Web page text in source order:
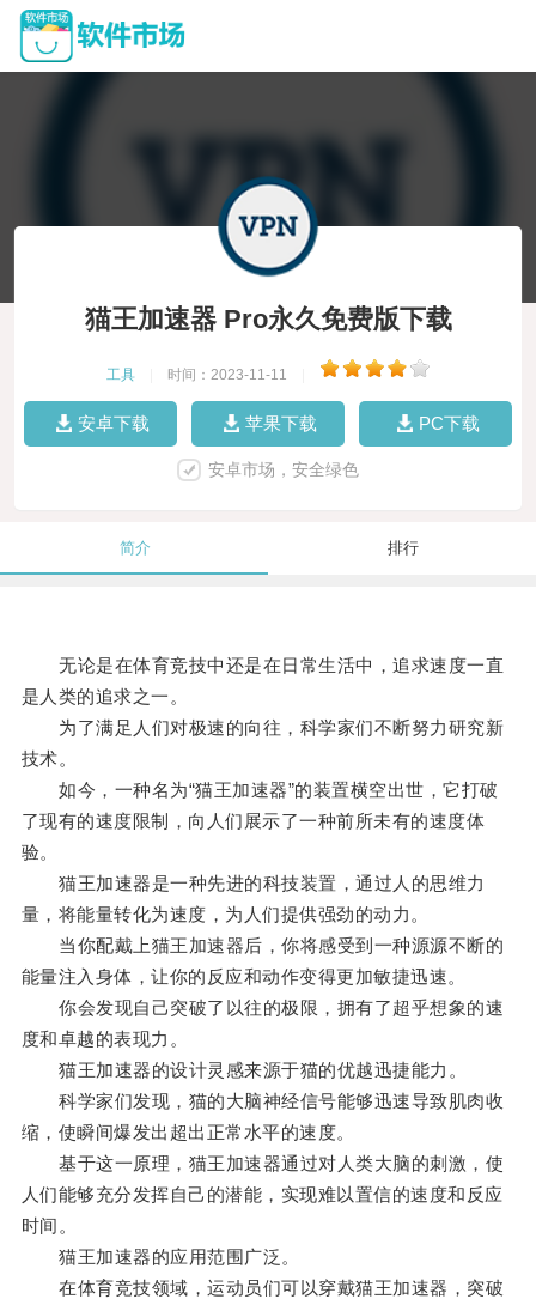
猫王加速器 Pro永久免费版下载
工具 时间：2023-11-11
安卓下载 苹果下载 PC下载
安卓市场，安全绿色
简介 排行
无论是在体育竞技中还是在日常生活中，追求速度一直
是人类的追求之一。
为了满足人们对极速的向往，科学家们不断努力研究新
技术。
如今，一种名为“猫王加速器”的装置横空出世，它打破
了现有的速度限制，向人们展示了一种前所未有的速度体
验。
猫王加速器是一种先进的科技装置，通过人的思维力
量，将能量转化为速度，为人们提供强劲的动力。
当你配戴上猫王加速器后，你将感受到一种源源不断的
能量注入身体，让你的反应和动作变得更加敏捷迅速。
你会发现自己突破了以往的极限，拥有了超乎想象的速
度和卓越的表现力。
猫王加速器的设计灵感来源于猫的优越迅捷能力。
科学家们发现，猫的大脑神经信号能够迅速导致肌肉收
缩，使瞬间爆发出超出正常水平的速度。
基于这一原理，猫王加速器通过对人类大脑的刺激，使
人们能够充分发挥自己的潜能，实现难以置信的速度和反应
时间。
猫王加速器的应用范围广泛。
在体育竞技领域，运动员们可以穿戴猫王加速器，突破